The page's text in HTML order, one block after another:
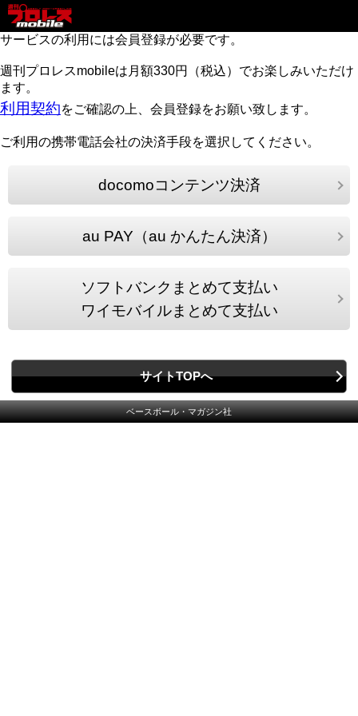
サービスの利用には会員登録が必要です。
週刊プロレスmobileは月額330円（税込）でお楽しみいただけ
ます。
利用契約をご確認の上、会員登録をお願い致します。
ご利用の携帯電話会社の決済手段を選択してください。
docomoコンテンツ決済
au PAY（au かんたん決済）
ソフトバンクまとめて支払い
ワイモバイルまとめて支払い
サイトTOPへ
ベースボール・マガジン社